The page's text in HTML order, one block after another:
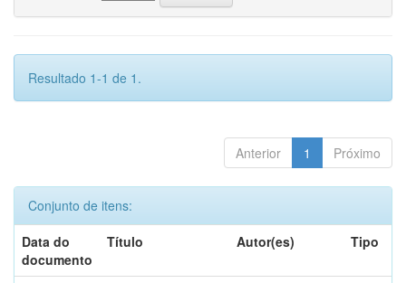
Resultado 1-1 de 1.
Anterior 1 Próximo
Conjunto de itens:
Data do
documento
Título Autor(es) Tipo